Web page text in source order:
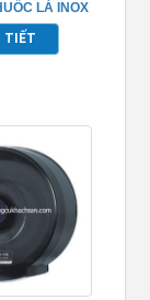
LÁ INOX
TIẾT